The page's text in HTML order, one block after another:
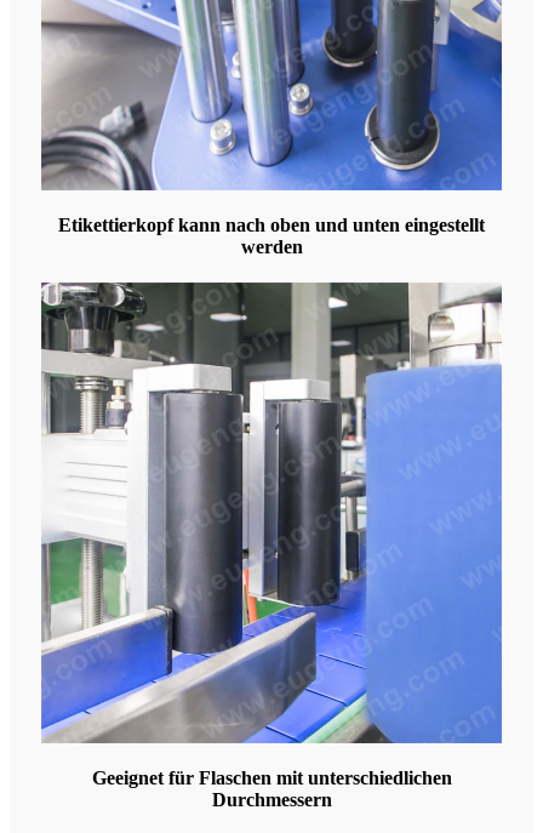
Etikettierkopf kann nach oben und unten eingestellt
werden
Geeignet für Flaschen mit unterschiedlichen
Durchmessern